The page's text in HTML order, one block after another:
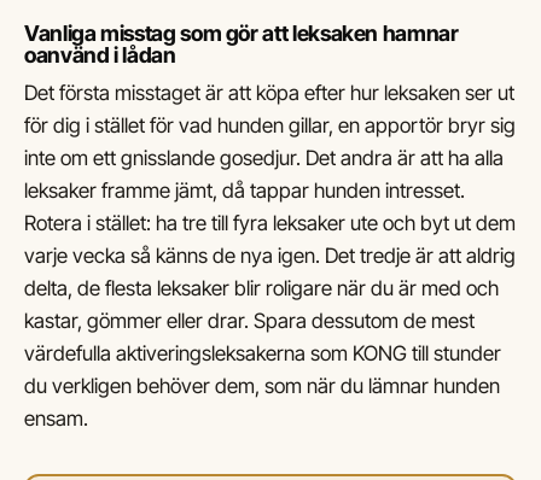
Vanliga misstag som gör att leksaken hamnar
oanvänd i lådan
Det första misstaget är att köpa efter hur leksaken ser ut
för dig i stället för vad hunden gillar, en apportör bryr sig
inte om ett gnisslande gosedjur. Det andra är att ha alla
leksaker framme jämt, då tappar hunden intresset.
Rotera i stället: ha tre till fyra leksaker ute och byt ut dem
varje vecka så känns de nya igen. Det tredje är att aldrig
delta, de flesta leksaker blir roligare när du är med och
kastar, gömmer eller drar. Spara dessutom de mest
värdefulla aktiveringsleksakerna som KONG till stunder
du verkligen behöver dem, som när du lämnar hunden
ensam.